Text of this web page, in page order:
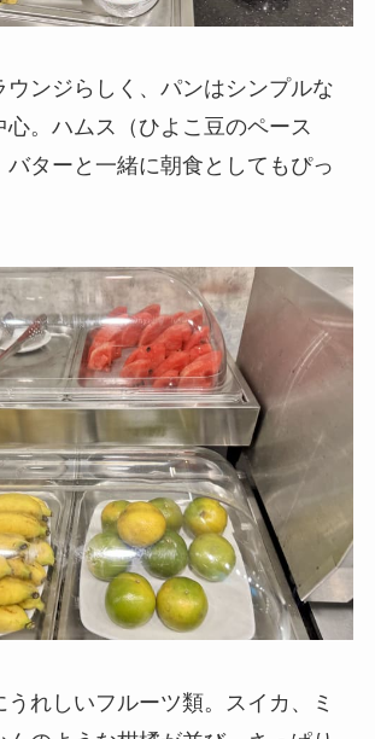
ウンジらしく、パンはシンプルな
心。ハムス（ひよこ豆のペース
バターと一緒に朝食としてもぴっ
うれしいフルーツ類。スイカ、ミ